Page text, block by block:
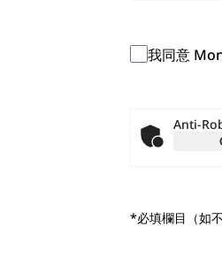
我同意
Anti-
*必填欄目（如